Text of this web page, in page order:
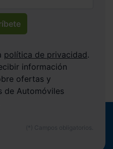
política de privacidad.
información
ofertas y
de Automóviles